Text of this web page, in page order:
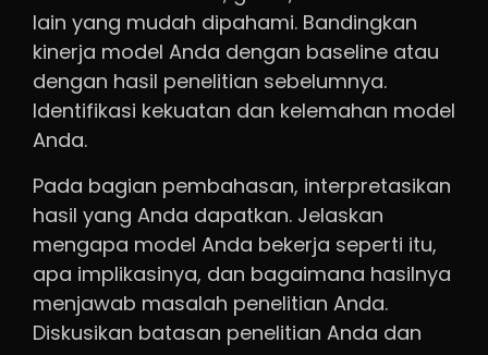
lain yang mudah dipahami. Bandingkan
kinerja model Anda dengan baseline atau
dengan hasil penelitian sebelumnya.
Identifikasi kekuatan dan kelemahan model
Anda.
Pada bagian pembahasan, interpretasikan
hasil yang Anda dapatkan. Jelaskan
mengapa model Anda bekerja seperti itu,
apa implikasinya, dan bagaimana hasilnya
menjawab masalah penelitian Anda.
Diskusikan batasan penelitian Anda dan